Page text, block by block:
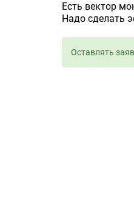
Есть вектор
Надо сделать
Оставлять